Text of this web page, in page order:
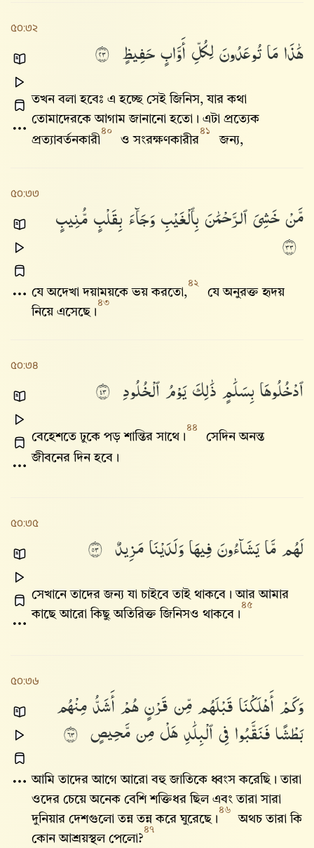
৫০:৩২
هَٰذَامَاتُوعَدُونَلِكُلِّأَوَّابٍحَفِيظٍ ٣٢
তখন বলা হবেঃ এ হচ্ছে সেই জিনিস, যার কথা
তোমাদেরকে আগাম জানানো হতো। এটা প্রত্যেক
প্রত্যাবর্তনকারী
৪০
ও সংরক্ষণকারীর
৪১
জন্য,
৫০:৩৩
مَّنْخَشِىَٱلرَّحْمَٰنَبِٱلْغَيْبِوَجَآءَبِقَلْبٍمُّنِيبٍ
٣٣
যে অদেখা দয়াময়কে ভয় করতো,
৪২
যে অনুরক্ত হৃদয়
নিয়ে এসেছে।
৪৩
৫০:৩৪
ٱدْخُلُوهَابِسَلَٰمٍذَٰلِكَيَوْمُٱلْخُلُودِ ٣٤
বেহেশতে ঢুকে পড় শান্তির সাথে।
৪৪
সেদিন অনন্ত
জীবনের দিন হবে।
৫০:৩৫
لَهُممَّايَشَآءُونَفِيهَاوَلَدَيْنَامَزِيدٌ ٣٥
সেখানে তাদের জন্য যা চাইবে তাই থাকবে। আর আমার
কাছে আরো কিছু অতিরিক্ত জিনিসও থাকবে।
৪৫
৫০:৩৬
وَكَمْأَهْلَكْنَاقَبْلَهُممِّنقَرْنٍهُمْأَشَدُّمِنْهُم
بَطْشًافَنَقَّبُوا۟فِىٱلْبِلَٰدِهَلْمِنمَّحِيصٍ ٣٦
আমি তাদের আগে আরো বহু জাতিকে ধ্বংস করেছি। তারা
ওদের চেয়ে অনেক বেশি শক্তিধর ছিল এবং তারা সারা
দুনিয়ার দেশগুলো তন্ন তন্ন করে ঘুরেছে।
৪৬
অথচ তারা কি
কোন আশ্রয়স্থল পেলো?
৪৭